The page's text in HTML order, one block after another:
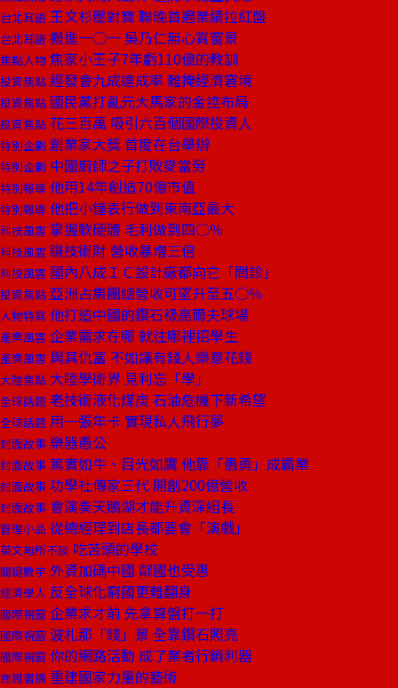
台北耳語 王文杉壓對寶 聯晚首週業績拉紅盤
台北耳語 搬進一○一 吳乃仁無心賞窗景
焦點人物 焦家小王子7年虧110億的教訓
投資焦點 經發會九成達成率 難掩經濟窘境
投資焦點 國民黨打亂元大馬家的金控布局
投資焦點 花三百萬 吸引六百個國際投資人
特別企劃 創業家大獎 首度在台舉辦
特別企劃 中國廚師之子打敗麥當勞
特別報導 他用14年創造70億市值
特別報導 他把小鐘表行做到東南亞最大
科技風雲 掌握軟硬體 毛利做到四○％
科技風雲 賺技術財 營收暴增三倍
科技風雲 國內八成ＩＣ設計廠都向它「問診」
投資焦點 亞洲占集團總營收可望升至五○％
人物特寫 他打造中國的鑽石級高爾夫球場
產業風雲 企業需求在哪 就往哪裡招學生
產業風雲 與其仇富 不如讓有錢人樂意花錢
大陸焦點 大陸學術界 見利忘「學」
全球話題 老技術液化煤炭 石油危機下新希望
全球話題 用一張年卡 實現私人飛行夢
封面故事 樂器愚公
封面故事 篤實如牛、目光如鷹 他靠「愚勇」成霸業
封面故事 功學社傳家三代 開創200億營收
封面故事 會演奏天鵝湖才能升資深組長
管理小品 從總經理到店長都要會「演戲」
英文無所不談 吃苦頭的學校
關鍵數字 外資加碼中國 鄰國也受惠
經濟學人 反全球化窮國更難翻身
國際視窗 企業求才前 先拿算盤打一打
國際視窗 波札那「錢」景 全靠鑽石照亮
國際視窗 你的網路活動 成了業者行銷利器
商周書摘 重建國家力量的藝術